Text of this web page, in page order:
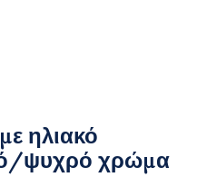
ηλιακό
ψυχρό χρώμα